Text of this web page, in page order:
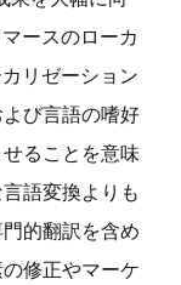
ースのローカ
リゼーション
び言語の嗜好
ることを意味
語変換よりも
的翻訳を含め
修正やマーケ